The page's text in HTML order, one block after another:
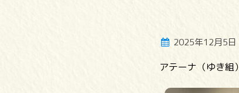
2025年12月5日
アテーナ（ゆき組）